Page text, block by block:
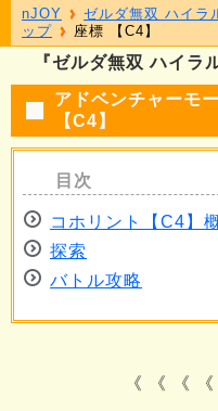
『ゼルダ無双 ハイラ
アドベンチャーモ
【C4】
コホリント【C4】
探索
バトル攻略
《 《 《
nJOY ゼルダ無双 ハイラ
ップ
座標 【C4】